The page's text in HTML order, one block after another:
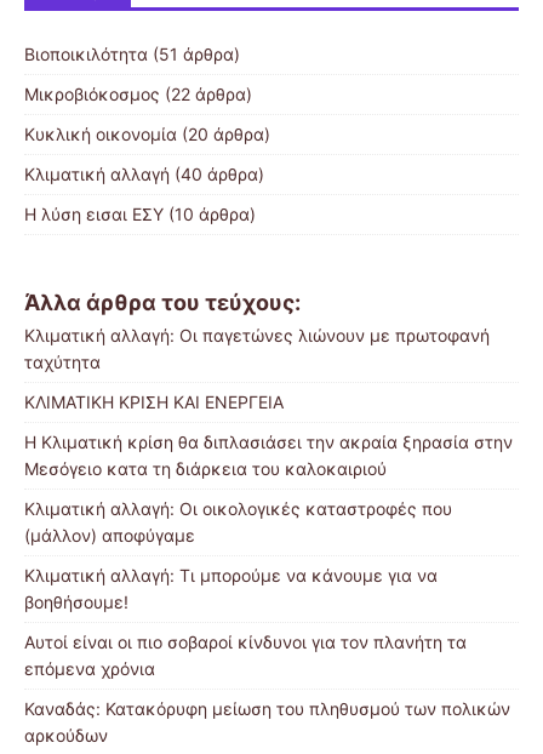
Βιοποικιλότητα (51 άρθρα)
Μικροβιόκοσμος (22 άρθρα)
Κυκλική οικονομία (20 άρθρα)
Κλιματική αλλαγή (40 άρθρα)
Η λύση εισαι ΕΣΥ (10 άρθρα)
Άλλα άρθρα του τεύχους:
Κλιματική αλλαγή: Οι παγετώνες λιώνουν με πρωτοφανή
ταχύτητα
ΚΛΙΜΑΤΙΚΗ ΚΡΙΣΗ ΚΑΙ ΕΝΕΡΓΕΙΑ
H Κλιματική κρίση θα διπλασιάσει την ακραία ξηρασία στην
Μεσόγειο κατα τη διάρκεια του καλοκαιριού
Κλιματική αλλαγή: Οι οικολογικές καταστροφές που
(μάλλον) αποφύγαμε
Κλιματική αλλαγή: Τι μπορούμε να κάνουμε για να
βοηθήσουμε!
Αυτοί είναι οι πιο σοβαροί κίνδυνοι για τον πλανήτη τα
επόμενα χρόνια
Καναδάς: Κατακόρυφη μείωση του πληθυσμού των πολικών
αρκούδων